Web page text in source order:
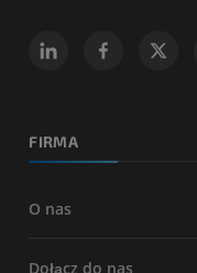
FIRMA
O nas
Dołącz do nas